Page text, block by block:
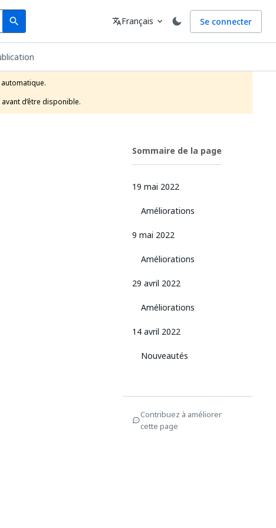
search
Search Langue
translateFrançais expand_more Se connecter
d’être disponible.
Sommaire de la page
19 mai 2022
Améliorations
9 mai 2022
Améliorations
29 avril 2022
Améliorations
14 avril 2022
Nouveautés
Contribuez à améliorer
cette page